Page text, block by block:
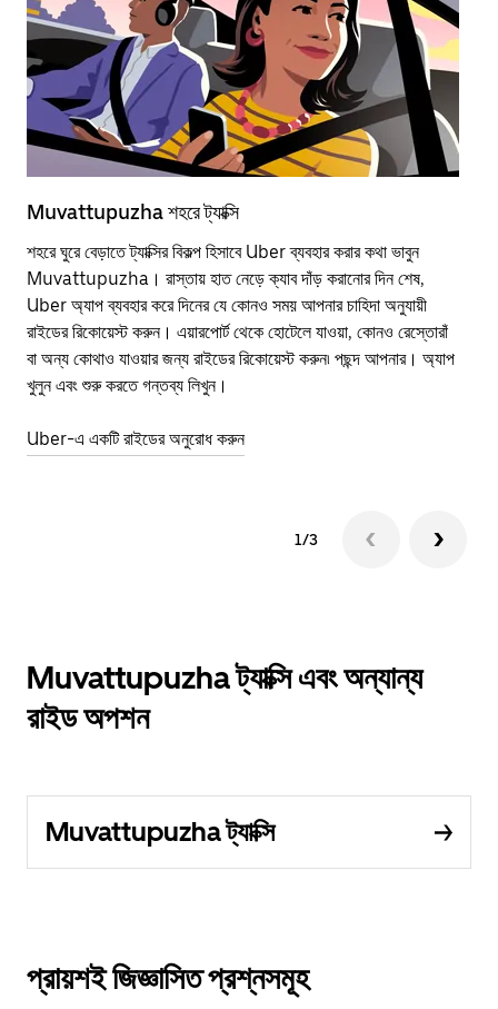
Muvattupuzha শহরে ট্যাক্সি
শহরে ঘুরে বেড়াতে ট্যাক্সির বিকল্প হিসাবে Uber ব্যবহার করার কথা ভাবুন
Muvattupuzha। রাস্তায় হাত নেড়ে ক্যাব দাঁড় করানোর দিন শেষ,
Uber অ্যাপ ব্যবহার করে দিনের যে কোনও সময় আপনার চাহিদা অনুযায়ী
রাইডের রিকোয়েস্ট করুন। এয়ারপোর্ট থেকে হোটেলে যাওয়া, কোনও রেস্তোরাঁ
বা অন্য কোথাও যাওয়ার জন্য রাইডের রিকোয়েস্ট করুন৷ পছন্দ আপনার। অ্যাপ
খুলুন এবং শুরু করতে গন্তব্য লিখুন।
Uber-এ একটি রাইডের অনুরোধ করুন
1/3
Muvattupuzha ট্যাক্সি এবং অন্যান্য
রাইড অপশন
Muvattupuzha ট্যাক্সি
প্রায়শই জিজ্ঞাসিত প্রশ্নসমূহ